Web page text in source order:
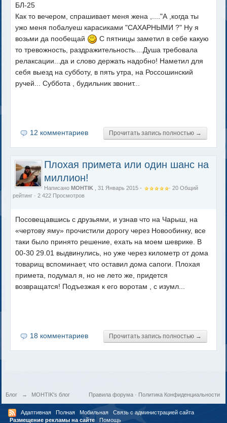
БЛ-25
Как то вечером, спрашивает меня жена ,...."А ,когда ты
ужо меня побалуеш карасиками "САХАРНЫМИ ?" Ну я
возьми да пообещай
С пятницы заметил в себе какую
то тревожность, раздражительность....Душа требовала
релаксации...да и слово держать надобно! Наметил для
себя выезд на субботу, в пять утра, на Россошинский
ручей... Суббота , будильник звонит...
Прочитать запись полностью →
12 комментариев
Плохая примета или один шанс на
миллион!
Написано MOHTIK , 31 Январь 2015 - ·20 Общий
рейтинг · 2 422 Просмотров
Посовещавшись с друзьями, и узнав что на Чарыш, на
«чертову яму» прочистили дорогу через Новообинку, все
таки было принято решение, ехать на моем шеврике. В
00-30 29.01 выдвинулись, но уже через километр от дома
товарищ вспоминает, что оставил дома сапоги. Плохая
примета, подумал я, но не лето же, придется
возвращатся! Подъезжая к его воротам , с изумл...
Прочитать запись полностью →
18 комментариев
Блог → MOHTIK's блог Политика Конфиденциальности
Правила форума·
Адаптивная Полная Мобильная
Связь с администрацией сайта
Размещение рекламы на сайте
Помощь